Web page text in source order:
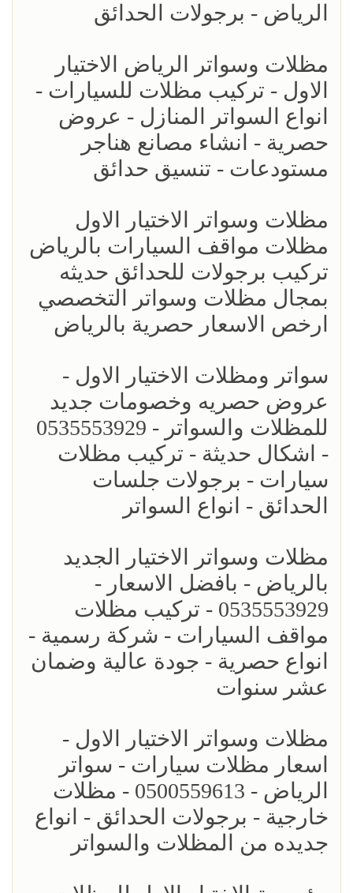
الرياض - برجولات الحدائق
مظلات وسواتر الرياض الاختيار
الاول - تركيب مظلات للسيارات -
انواع السواتر المنازل - عروض
حصرية - انشاء مصانع هناجر
مستودعات - تنسيق حدائق
مظلات وسواتر الاختيار الاول
مظلات مواقف السيارات بالرياض
تركيب برجولات للحدائق حديثه
بمجال مظلات وسواتر التخصصي
ارخص الاسعار حصرية بالرياض
سواتر ومظلات الاختيار الاول -
عروض حصريه وخصومات جديد
للمظلات والسواتر - 0535553929
- اشكال حديثة - تركيب مظلات
سيارات - برجولات جلسات
الحدائق - انواع السواتر
مظلات وسواتر الاختيار الجديد
بالرياض - بافضل الاسعار -
0535553929 - تركيب مظلات
مواقف السيارات - شركة رسمية -
انواع حصرية - جودة عالية وضمان
عشر سنوات
مظلات وسواتر الاختيار الاول -
اسعار مظلات سيارات - سواتر
الرياض - 0500559613 - مظلات
خارجية - برجولات الحدائق - انواع
جديده من المظلات والسواتر